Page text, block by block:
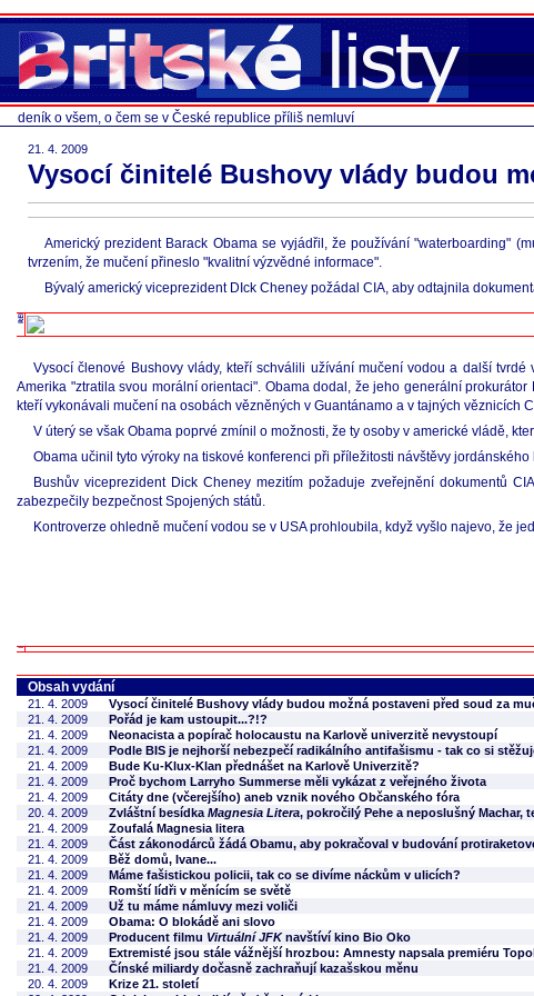
deník o všem, o čem se v České republice příliš nemluví
21. 4. 2009
Vysocí činitelé Bushovy vlády budou
Americký prezident Barack Obama se vyjádřil, že používání "waterboarding"
tvrzením, že mučení přineslo "kvalitní výzvědné informace".
Bývalý americký viceprezident DIck Cheney požádal CIA, aby odtajnila
Vysocí členové Bushovy vlády, kteří schválili užívání mučení vodou a další
Amerika "ztratila svou morální orientaci". Obama dodal, že jeho generální
kteří vykonávali mučení na osobách vězněných v Guantánamo a v tajných věznicích
V úterý se však Obama poprvé zmínil o možnosti, že ty osoby v americké vládě,
Obama učinil tyto výroky na tiskové konferenci při příležitosti návštěvy
Bushův viceprezident Dick Cheney mezitím požaduje zveřejnění dokumentů
zabezpečily bezpečnost Spojených států.
Kontroverze ohledně mučení vodou se v USA prohloubila, když vyšlo najevo, že
Obsah vydání
21. 4. 2009
Vysocí činitelé Bushovy vlády budou možná postaveni před soud za
21. 4. 2009
Pořád je kam ustoupit...?!?
21. 4. 2009
Neonacista a popírač holocaustu na Karlově univerzitě nevystoupí
21. 4. 2009
Podle BIS je nejhorší nebezpečí radikálního antifašismu - tak co si
21. 4. 2009
Bude Ku-Klux-Klan přednášet na Karlově Univerzitě?
21. 4. 2009
Proč bychom Larryho Summerse měli vykázat z veřejného života
21. 4. 2009
Citáty dne (včerejšího) aneb vznik nového Občanského fóra
20. 4. 2009
Zvláštní besídka Magnesia Litera, pokročilý Pehe a neposlušný Machar,
21. 4. 2009
Zoufalá Magnesia litera
21. 4. 2009
Část zákonodárců žádá Obamu, aby pokračoval v budování
21. 4. 2009
Běž domů, Ivane...
21. 4. 2009
Máme fašistickou policii, tak co se divíme náckům v ulicích?
21. 4. 2009
Romští lídři v měnícím se světě
21. 4. 2009
Už tu máme námluvy mezi voliči
21. 4. 2009
Obama: O blokádě ani slovo
21. 4. 2009
Producent filmu Virtuální JFKnavštíví kino Bio Oko
21. 4. 2009
Extremisté jsou stále vážnější hrozbou: Amnesty napsala premiéru
21. 4. 2009
Čínské miliardy dočasně zachraňují kazašskou měnu
20. 4. 2009
Krize 21. století